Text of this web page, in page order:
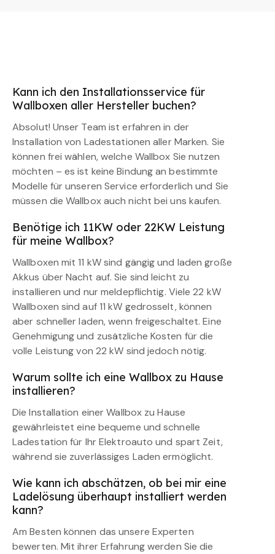
Kann ich den Installationsservice für
Wallboxen aller Hersteller buchen?
Absolut! Unser Team ist erfahren in der
Installation von Ladestationen aller Marken. Sie
können frei wählen, welche Wallbox Sie nutzen
möchten – es ist keine Bindung an bestimmte
Modelle für unseren Service erforderlich und Sie
müssen die Wallbox auch nicht bei uns kaufen.
Benötige ich 11KW oder 22KW Leistung
für meine Wallbox?
Wallboxen mit 11 kW sind gängig und laden große
Akkus über Nacht auf. Sie sind leicht zu
installieren und nur meldepflichtig. Viele 22 kW
Wallboxen sind auf 11 kW gedrosselt, können
aber schneller laden, wenn freigeschaltet. Eine
Genehmigung und zusätzliche Kosten für die
volle Leistung von 22 kW sind jedoch nötig.
Warum sollte ich eine Wallbox zu Hause
installieren?
Die Installation einer Wallbox zu Hause
gewährleistet eine bequeme und schnelle
Ladestation für Ihr Elektroauto und spart Zeit,
während sie zuverlässiges Laden ermöglicht.
Wie kann ich abschätzen, ob bei mir eine
Ladelösung überhaupt installiert werden
kann?
Am Besten können das unsere Experten
bewerten. Mit ihrer Erfahrung werden Sie die